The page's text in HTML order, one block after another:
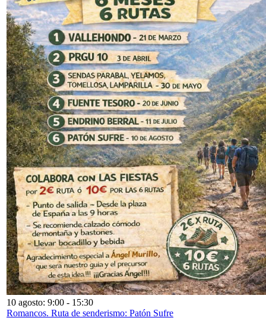
10 agosto: 9:00 - 15:30
Romancos. Ruta de senderismo: Patón Sufre